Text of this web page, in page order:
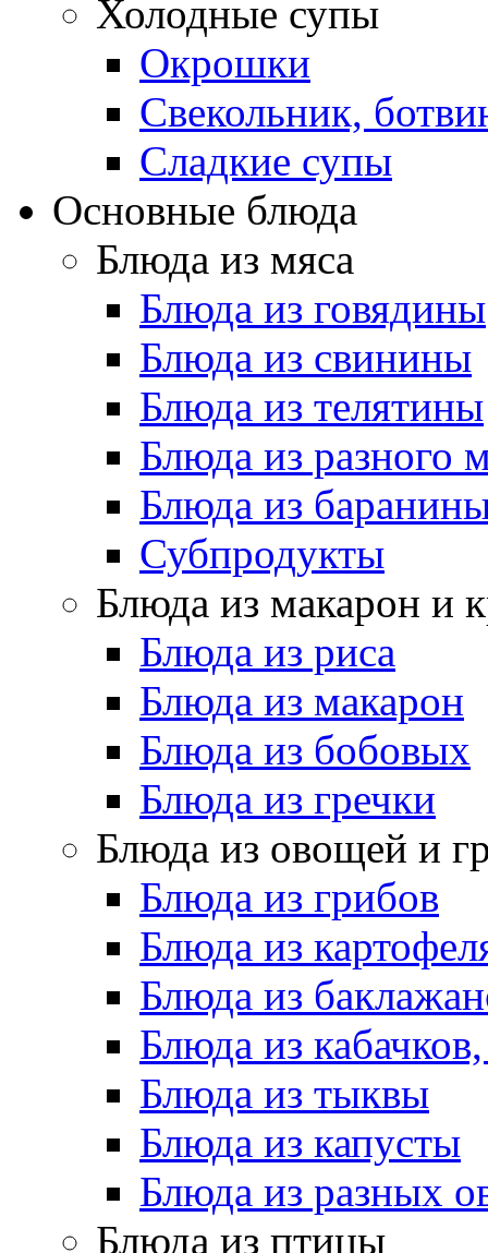
Холодные супы
Окрошки
Свекольник,
Cладкие супы
Основные блюда
Блюда из мяса
Блюда из говядины
Блюда из свинины
Блюда из телятины
Блюда из разного
Блюда из
Субпродукты
Блюда из макарон и
Блюда из риса
Блюда из макарон
Блюда из бобовых
Блюда из гречки
Блюда из овощей и
Блюда из грибов
Блюда из
Блюда из
Блюда из
Блюда из тыквы
Блюда из капусты
Блюда из разных
Блюда из птицы